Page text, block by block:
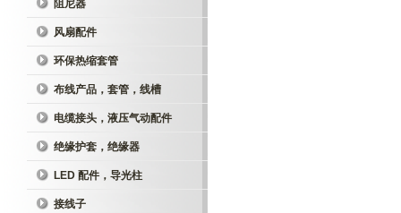
阻尼器
风扇配件
环保热缩套管
布线产品，套管，线槽
电缆接头，液压气动配件
绝缘护套，绝缘器
LED 配件，导光柱
接线子